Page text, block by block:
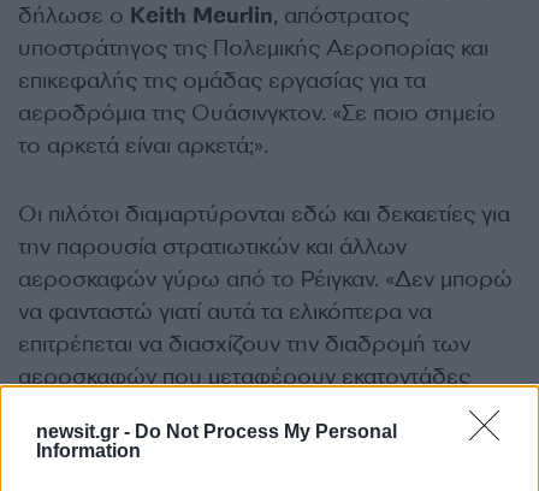
newsit.gr - Do Not Process My Personal
Information
δήλωσε ο Keith Meurlin, απόστρατος
υποστράτηγος της Πολεμικής Αεροπορίας και
επικεφαλής της ομάδας εργασίας για τα
αεροδρόμια της Ουάσινγκτον. «Σε ποιο σημείο
το αρκετά είναι αρκετά;».
Οι πιλότοι διαμαρτύρονται εδώ και δεκαετίες για
την παρουσία στρατιωτικών και άλλων
αεροσκαφών γύρω από το Ρέιγκαν. «Δεν μπορώ
να φανταστώ γιατί αυτά τα ελικόπτερα να
επιτρέπεται να διασχίζουν την διαδρομή των
αεροσκαφών που μεταφέρουν εκατοντάδες
αναφορά που κατέθεσε το 2013 στο Σύστημα